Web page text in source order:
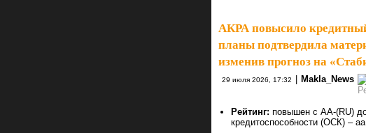
АКРА повысило
планы подтвердила
изменив прогноз на
29 июля 2026, 17:32 Makla_News
Рейтинг: повышен с AA-(RU)
кредитоспособности (ОСК) – aa.